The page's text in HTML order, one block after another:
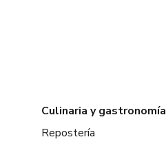
Culinaria y gastronomía
Repostería